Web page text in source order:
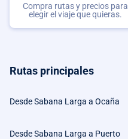
Compra rutas y precios para
elegir el viaje que quieras.
Rutas principales
Desde Sabana Larga a Ocaña
Desde Sabana Larga a Puerto